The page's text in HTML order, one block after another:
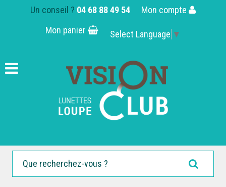
Un conseil ? 04 68 88 49 54
Mon compte
Mon panier
Select Language ▼